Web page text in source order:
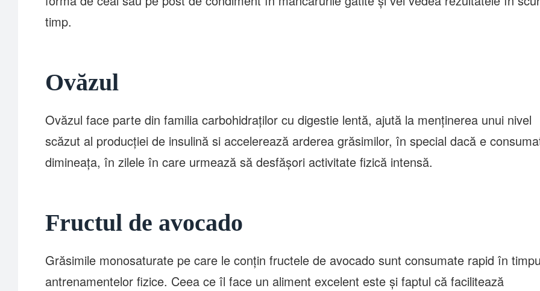
timp.
Ovăzul
Ovăzul face parte din familia carbohidraților cu digestie lentă, ajută la menținerea unui nivel
scăzut al producției de insulină si accelerează arderea grăsimilor, în special dacă e
dimineața, în zilele în care urmează să desfășori activitate fizică intensă.
Fructul de avocado
Grăsimile monosaturate pe care le conțin fructele de avocado sunt consumate rapid în
antrenamentelor fizice. Ceea ce îl face un aliment excelent este și faptul că facilitează